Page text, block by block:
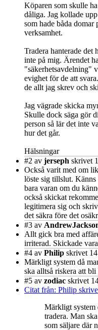
Köparen som skulle
dåliga. Jag kollade
som hade båda
verksamhet.
Tradera hanterade det
inte på mig. Ärendet
"säkerhetsavdelning"
evighet för de att
de allt jag skrev och
Jag vägrade skicka
Skulle dock säga gör
person så lär det inte
hur det går.
Hälsningar
#2 av jerseph skrivet
Också varit med om
löste sig tillslut.
bara varan om du
också skickat
legitimera sig och
det säkra före det
#3 av
Allt gick bra med
irriterad. Skickade
#4 av Philip skrivet
Märkligt system då
ska alltså riskera att
#5 av zodiac skrivet
Citat från: Philip
Märkligt system
tradera. Man
som säljare där